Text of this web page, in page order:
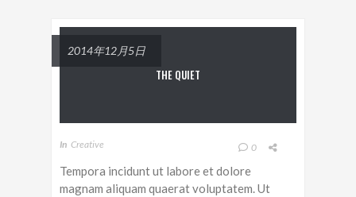
2014年12月5日
THE QUIET
In Creative 0
Tempora incidunt ut labore et dolore
magnam aliquam quaerat voluptatem. Ut